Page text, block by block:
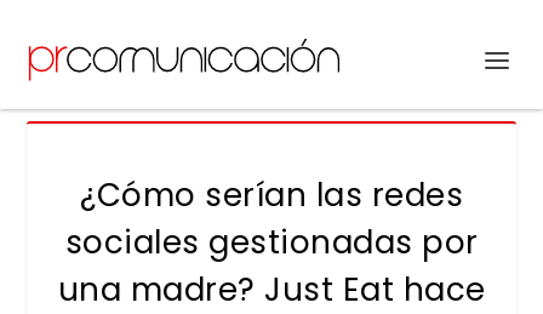
¿Cómo serían las redes
sociales gestionadas por
una madre? Just Eat hace